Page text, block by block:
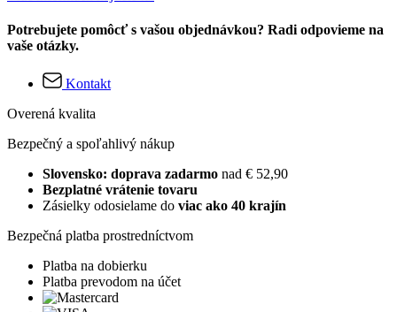
Potrebujete pomôcť s vašou objednávkou? Radi odpovieme na
vaše otázky.
Kontakt
Overená kvalita
Bezpečný a spoľahlivý nákup
Slovensko: doprava zadarmo nad € 52,90
Bezplatné vrátenie tovaru
Zásielky odosielame do viac ako 40 krajín
Bezpečná platba prostredníctvom
Platba na dobierku
Platba prevodom na účet